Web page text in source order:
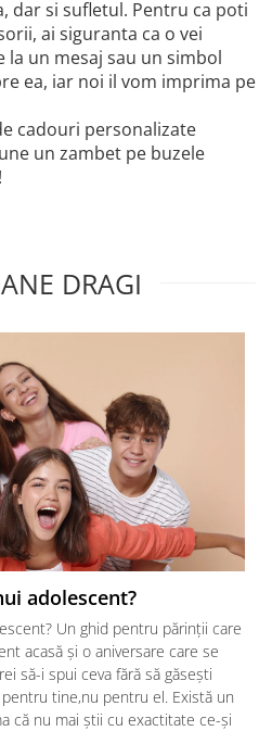
dar si sufletul. Pentru ca poti
ai siguranta ca o vei
la un mesaj sau un simbol
ea, iar noi il vom imprima pe
cadouri personalizate
un zambet pe buzele
DRAGI
adolescent?
Un ghid pentru părinții care
acasă și o aniversare care se
să-i spui ceva fără să găsești
tine,nu pentru el. Există un
că nu mai știi cu exactitate ce-și